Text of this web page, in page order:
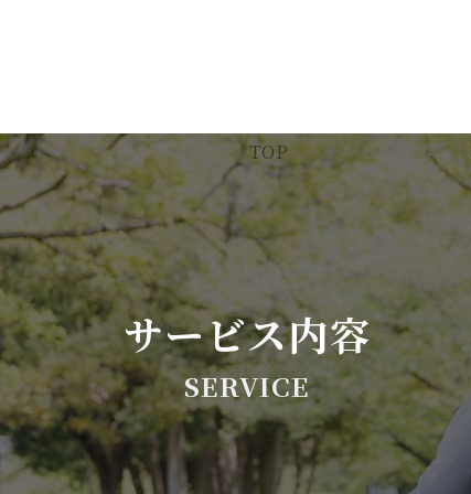
TOP サービス内容
サービス内容
SERVICE